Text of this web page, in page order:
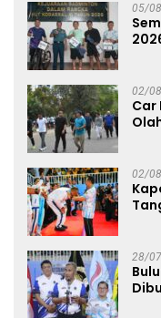
05/
02/
Car
02/
28/